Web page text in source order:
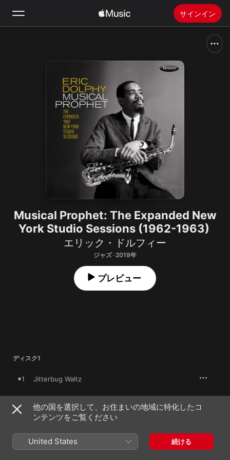
サインイン
新着おすすめ
Apple Musicをインストール
Musical Prophet: The Expanded New
York Studio Sessions (1962-1963)
エリック・ドルフィー
ジャズ · 2019年
プレビュー
ディスク1
1 Jitterbug Waltz
Music Matador
4 Alone Together
他の国を選択して、お住まいの地域に特化したコ
ンテンツをご覧ください
United States 続ける